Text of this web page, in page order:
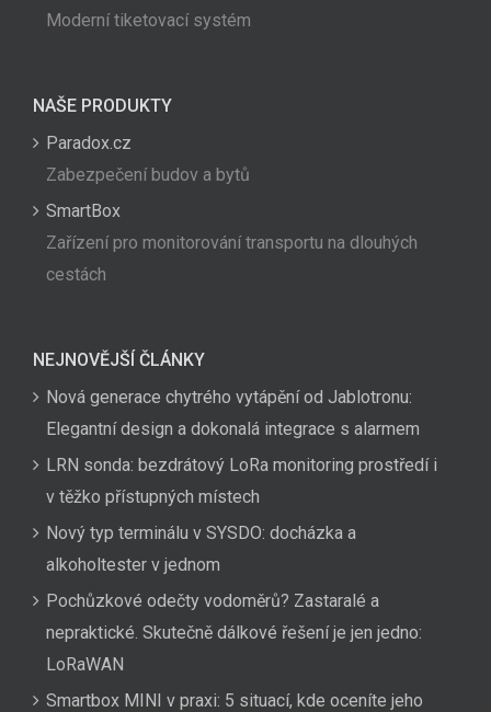
Moderní tiketovací systém
NAŠE PRODUKTY
Paradox.cz
Zabezpečení budov a bytů
SmartBox
Zařízení pro monitorování transportu na dlouhých
cestách
NEJNOVĚJŠÍ ČLÁNKY
Nová generace chytrého vytápění od Jablotronu:
Elegantní design a dokonalá integrace s alarmem
LRN sonda: bezdrátový LoRa monitoring prostředí i
v těžko přístupných místech
Nový typ terminálu v SYSDO: docházka a
alkoholtester v jednom
Pochůzkové odečty vodoměrů? Zastaralé a
nepraktické. Skutečně dálkové řešení je jen jedno:
LoRaWAN
Smartbox MINI v praxi: 5 situací, kde oceníte jeho